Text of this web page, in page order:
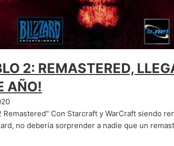
2: REMASTERED,
AÑO!
Remastered" Con Starcraft y WarCraft siendo
no debería sorprender a nadie que un